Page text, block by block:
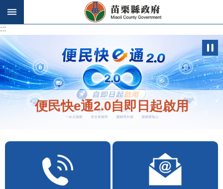
跳到主要內容區塊
:::
:::
便民快e通2.0自即日起啟用